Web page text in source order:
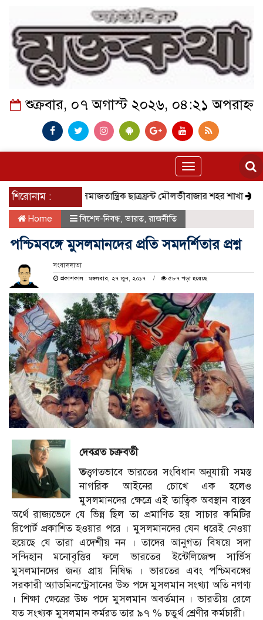
শুক্রবার, ০৭ অগাস্ট ২০২৬, ০৪:২১ অপরাহ্ন
Toggle
navigation
শিরোনাম :সমাজতান্ত্রিক ছাত্রফ্রন্ট মৌলভীবাজার শহর শাখা কেমন
Home বিশেষ-নিবন্ধ,ভারত, রাজনীতি
পশ্চিমবঙ্গে মুসলমানদের প্রতি সমদর্শিতার প্রশ্ন
সংবাদদাতা
প্রকাশকাল : মঙ্গলবার, ২৭ জুন, ২০১৭
৫৮৭ পড়া হয়েছে
দেবব্রত চক্রবর্তী
তত্ত্বগতভাবে ভারতের সংবিধান অনুযায়ী সমস্ত
নাগরিক আইনের চোখে এক হলেও
মুসলমানদের ক্ষেত্রে এই তাত্বিক অবস্থান বাস্তব
অর্থে রাজ্যভেদে যে ভিন্ন ছিল তা প্রমাণিত হয় সাচার কমিটির
রিপোর্ট প্রকাশিত হওয়ার পরে । মুসলমানদের যেন ধরেই নেওয়া
হয়েছে যে তারা এদেশীয় নন । তাদের আনুগত্য বিষয়ে সদা
সন্দিহান মনোবৃত্তির ফলে ভারতের ইন্টেলিজেন্স সার্ভিস
মুসলমানদের জন্য প্রায় নিষিদ্ধ । ভারতের এবং পশ্চিমবঙ্গের
সরকারী অ্যাডমিনস্ট্রেসানের উচ্চ পদে মুসলমান সংখ্যা অতি নগণ্য
। শিক্ষা ক্ষেত্রের উচ্চ পদে মুসলমান অবর্তমান । ভারতীয় রেলে
যত সংখ্যক মুসলমান কর্মরত তার ৯৭ % চতুর্থ শ্রেণীর কর্মচারী।